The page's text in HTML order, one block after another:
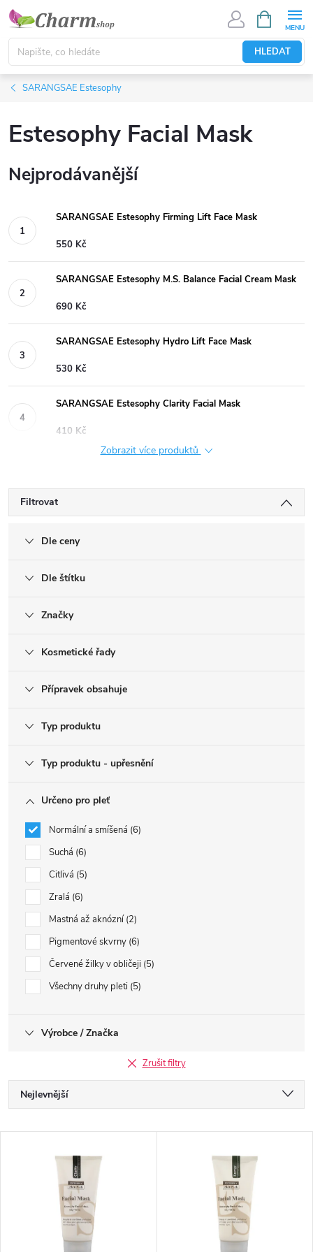
Přejít
obsah
HLEDAT
NÁKUPNÍ
KOŠÍK
SARANGSAE Estesophy
Estesophy Facial Mask
Nejprodávanější
SARANGSAE Estesophy Firming Lift Face Mask
550 Kč
SARANGSAE Estesophy M.S. Balance Facial Cream Mask
690 Kč
SARANGSAE Estesophy Hydro Lift Face Mask
530 Kč
SARANGSAE Estesophy Clarity Facial Mask
410 Kč
Zobrazit více produktů
Filtrovat
Dle ceny
Dle štítku
Značky
Kosmetické řady
Přípravek obsahuje
Typ produktu
Typ produktu - upřesnění
Určeno pro pleť
Normální a smíšená 6
Suchá 6
Citlivá 5
Zralá 6
Mastná až aknózní 2
Pigmentové skvrny 6
Červené žilky v obličeji 5
Všechny druhy pleti 5
Výrobce / Značka
Zrušit filtry
Ř
a
Nejlevnější